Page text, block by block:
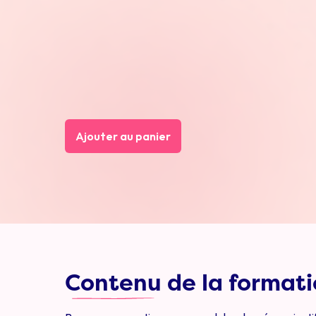
Ajouter au panier
Contenu de la